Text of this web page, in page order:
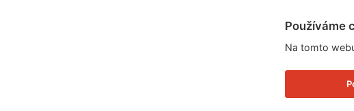
Používáme
Na tomto